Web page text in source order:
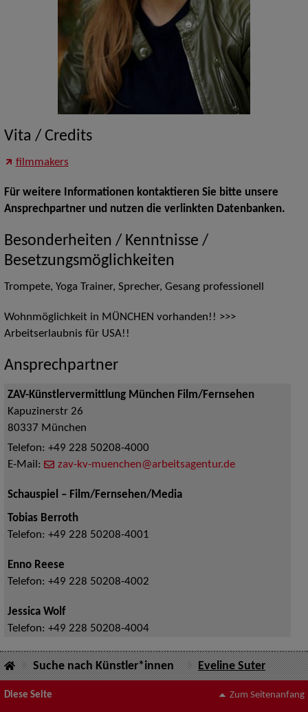
Vita / Credits
filmmakers
Für weitere Informationen kontaktieren Sie bitte unsere
Ansprechpartner und nutzen die verlinkten Datenbanken.
Besonderheiten / Kenntnisse /
Besetzungsmöglichkeiten
Trompete, Yoga Trainer, Sprecher, Gesang professionell
Wohnmöglichkeit in MÜNCHEN vorhanden!! >>>
Arbeitserlaubnis für USA!!
Ansprechpartner
ZAV-Künstlervermittlung München Film/Fernsehen
Kapuzinerstr 26
80337 München
Telefon: +49 228 50208-4000
E-Mail:
zav-kv-muenchen@arbeitsagentur.de
Schauspiel – Film/Fernsehen/Media
Tobias Berroth
Telefon: +49 228 50208-4001
Enno Reese
Telefon: +49 228 50208-4002
Jessica Wolf
Telefon: +49 228 50208-4004
Suche nach Künstler*innen Eveline Suter
Diese Seite Zum Seitenanfang